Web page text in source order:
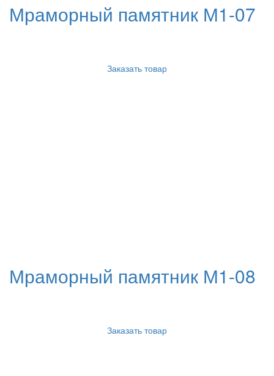
Мраморный памятник М1-07
Заказать товар
Мраморный памятник М1-08
Заказать товар